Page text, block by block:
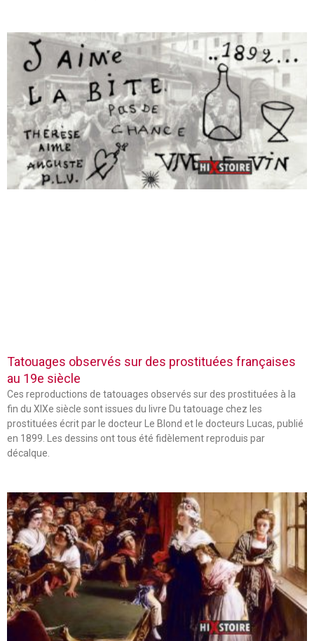
Tatouages observés sur des prostituées françaises
au 19e siècle
Ces reproductions de tatouages observés sur des prostituées à la
fin du XIXe siècle sont issues du livre Du tatouage chez les
prostituées écrit par le docteur Le Blond et le docteurs Lucas, publié
en 1899. Les dessins ont tous été fidèlement reproduis par
décalque.